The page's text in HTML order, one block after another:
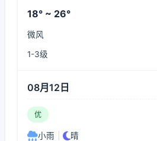
18° ~ 26°
微风
1-3级
08月12日
优
小雨 晴